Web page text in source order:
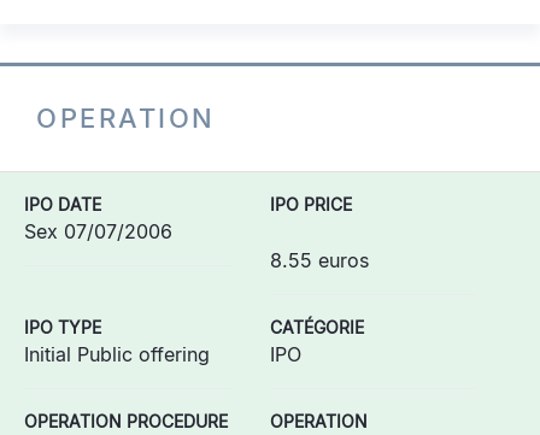
OPERATION
IPO DATE
Sex 07/07/2006
IPO PRICE
8.55 euros
IPO TYPE
Initial Public offering
CATÉGORIE
IPO
OPERATION PROCEDURE
OPERATION